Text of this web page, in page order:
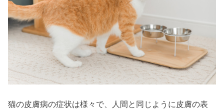
猫の皮膚病の症状は様々で、人間と同じように皮膚の表